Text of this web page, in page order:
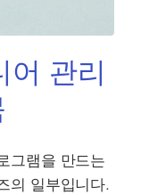
어 관리
그램을 만드는
의 일부입니다.